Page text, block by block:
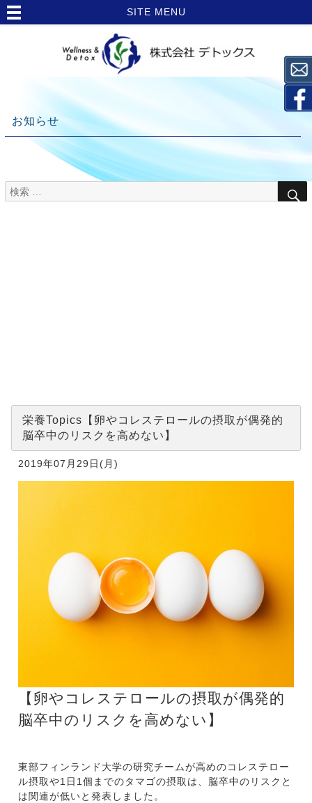
SITE MENU
お知らせ
検
索
TOP
栄養Topics【卵やコレステロールの摂取が偶発的
脳卒中のリスクを高めない】
2019年07月29日(月)
【卵やコレステロールの摂取が偶発的
脳卒中のリスクを高めない】
東部フィンランド大学の研究チームが高めのコレステロー
ル摂取や1日1個までのタマゴの摂取は、脳卒中のリスクと
は関連が低いと発表しました。